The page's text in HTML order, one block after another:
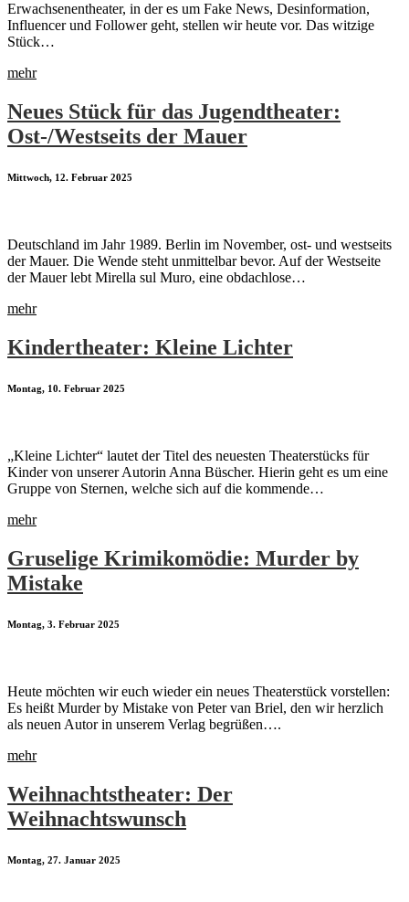
Erwachsenentheater, in der es um Fake News, Desinformation,
Influencer und Follower geht, stellen wir heute vor. Das witzige
Stück…
mehr
Neues Stück für das Jugendtheater:
Ost-/Westseits der Mauer
Mittwoch, 12. Februar 2025
Deutschland im Jahr 1989. Berlin im November, ost- und westseits
der Mauer. Die Wende steht unmittelbar bevor. Auf der Westseite
der Mauer lebt Mirella sul Muro, eine obdachlose…
mehr
Kindertheater: Kleine Lichter
Montag, 10. Februar 2025
„Kleine Lichter“ lautet der Titel des neuesten Theaterstücks für
Kinder von unserer Autorin Anna Büscher. Hierin geht es um eine
Gruppe von Sternen, welche sich auf die kommende…
mehr
Gruselige Krimikomödie: Murder by
Mistake
Montag, 3. Februar 2025
Heute möchten wir euch wieder ein neues Theaterstück vorstellen:
Es heißt Murder by Mistake von Peter van Briel, den wir herzlich
als neuen Autor in unserem Verlag begrüßen….
mehr
Weihnachtstheater: Der
Weihnachtswunsch
Montag, 27. Januar 2025